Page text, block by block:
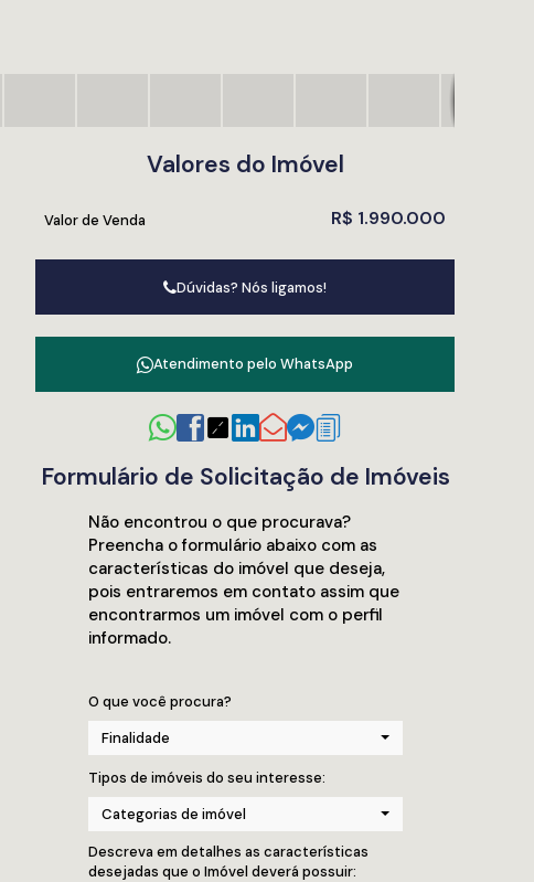
Valores do Imóvel
R$ 1.990.000
Valor de Venda
Dúvidas? Nós ligamos!
Atendimento pelo WhatsApp
Formulário de Solicitação de Imóveis
Não encontrou o que procurava?
Preencha o formulário abaixo com as
características do imóvel que deseja,
pois entraremos em contato assim que
encontrarmos um imóvel com o perfil
informado.
O que você procura?
Finalidade
Tipos de imóveis do seu interesse:
Categorias de imóvel
Descreva em detalhes as características
desejadas que o Imóvel deverá possuir: